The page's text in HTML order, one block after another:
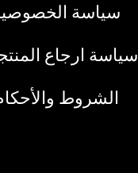
سياسة
سياسة ارجاع
الشروط